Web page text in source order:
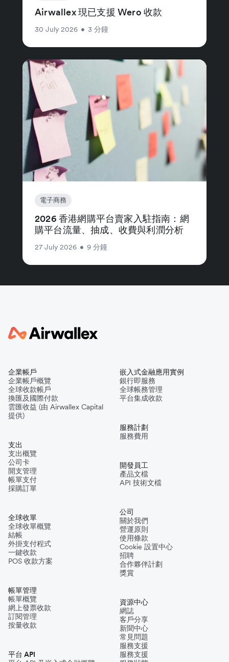
Airwallex 現已支援 Wero 收款
30 July 2026 • 3 分鐘
電子商務
2026 香港網購平台賣家入駐指南：網
購平台流量、抽成、收費與利潤分析
27 July 2026 • 9 分鐘
企業帳戶
企業帳戶概覽
全球收款帳戶
換匯及國際付款
雲匯收益 (由 Airwallex Capital
提供)
支出
支出概覽
公司卡
開支管理
帳單支付
採購訂單
全球收單
全球收單概覽
結帳
外掛支付程式
一鍵收款
POS 收款方案
帳單管理
帳單概覽
網上發票收款
訂閱管理
按量收款
平台 API
嵌入式金融應用實例
銀行即服務
全球帳務管理
平台集成收款
服務計劃
服務費用
開發員工
產品文檔
API 技術文檔
公司
關於我們
營運原則
使用條款
Cookie 設置中心
招聘
合作夥伴計劃
獎賞
資源中心
網誌
客戶分享
新聞中心
常見問題
服務支援
服務支援